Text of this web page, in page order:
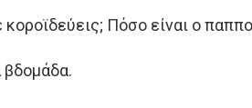
Πόσο είναι ο
βδομάδα.